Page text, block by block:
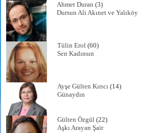
Ahmet Duran (3)
Dursun Ali Akınet ve Yalıköy
Tülin Erol (60)
Sen Kadınsın
Ayşe Gülten Kırıcı (14)
Günaydın
Gülten Özgül (22)
Aşkı Arayan Şair